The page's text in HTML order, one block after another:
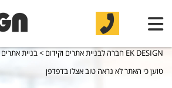
EK DESIGN חברה לבניית אתרים וקידום >בניית אתרים
טוען כי האתר לא נראה טוב אצלו בדפדפן